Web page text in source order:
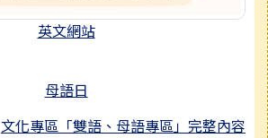
英文網站
母語日
文化專區「雙語、母語專區」完整內容